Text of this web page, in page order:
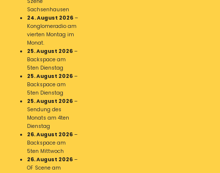
Sachsenhausen
24. August 2026 –
Konglomeradio am
vierten Montag im
Monat.
25. August 2026 –
Backspace am
5ten Dienstag
25. August 2026 –
Backspace am
5ten Dienstag
25. August 2026 –
Sendung des
Monats am 4ten
Dienstag
26. August 2026 –
Backspace am
5ten Mittwoch
26. August 2026 –
OF Scene am